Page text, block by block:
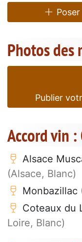
Photos des
Publier
Accord vin :
Alsace
(Alsace, Blanc)
Monbazillac
Coteaux du
Loire, Blanc)